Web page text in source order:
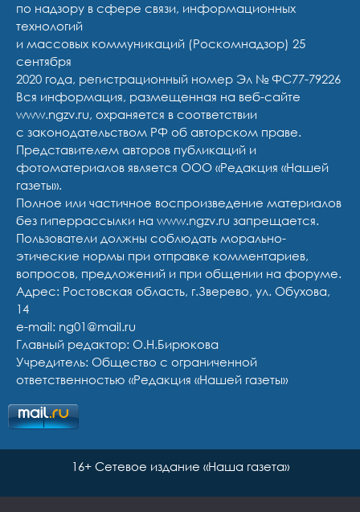
по надзору в сфере связи, информационных
технологий
и массовых коммуникаций (Роскомнадзор) 25
сентября
2020 года, регистрационный номер Эл № ФС77-79226
Вся информация, размещенная на веб-сайте
www.ngzv.ru, охраняется в соответствии
с законодательством РФ об авторском праве.
Представителем авторов публикаций и
фотоматериалов является ООО «Редакция «Нашей
газеты».
Полное или частичное воспроизведение материалов
без гиперрассылки на www.ngzv.ru запрещается.
Пользователи должны соблюдать морально-
этические нормы при отправке комментариев,
вопросов, предложений и при общении на форуме.
Адрес: Ростовская область, г.Зверево, ул. Обухова,
14
e-mail: ng01@mail.ru
Главный редактор: О.Н.Бирюкова
Учредитель: Общество с ограниченной
ответственностью «Редакция «Нашей газеты»
16+ Сетевое издание «Наша газета»